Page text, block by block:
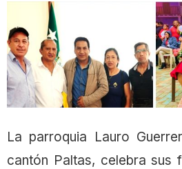
La parroquia Lauro
cantón Paltas, celebra sus